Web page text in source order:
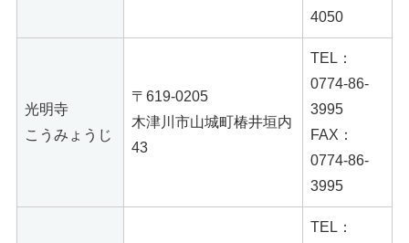
4050
光明寺
こうみょうじ
〒619-0205
木津川市山城町椿井垣内
43
TEL：
0774-86-
3995
FAX：
0774-86-
3995
TEL：